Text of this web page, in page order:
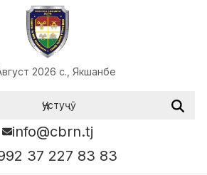
2026 с., Якшанбе
info@cbrn.tj
37 227 83 83